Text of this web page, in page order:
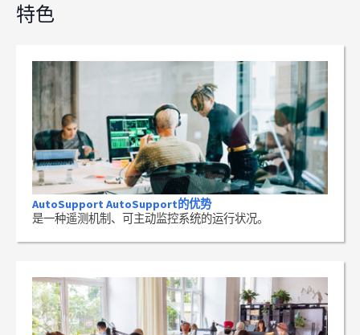
特色
AutoSupport AutoSupport的优势
是一种遥测机制、可主动监控系统的运行状况。